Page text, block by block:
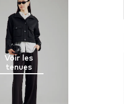
Voir les
tenues